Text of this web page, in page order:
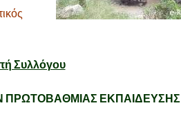
Συλλόγου
ΠΡΩΤΟΒΑΘΜΙΑΣ ΕΚΠΑΙΔΕΥΣΗΣ